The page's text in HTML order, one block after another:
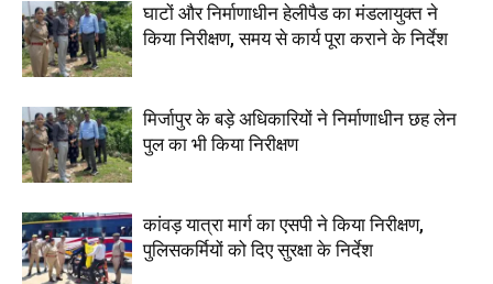
घाटों और निर्माणाधीन हेलीपैड का मंडलायुक्त ने
किया निरीक्षण, समय से कार्य पूरा कराने के निर्देश
मिर्जापुर के बड़े अधिकारियों ने निर्माणाधीन छह लेन
पुल का भी किया निरीक्षण
कांवड़ यात्रा मार्ग का एसपी ने किया निरीक्षण,
पुलिसकर्मियों को दिए सुरक्षा के निर्देश